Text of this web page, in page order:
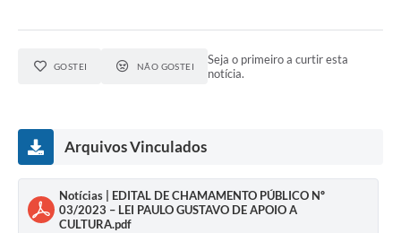
GOSTEI NÃO GOSTEI
Seja o primeiro a curtir esta
notícia.
Arquivos Vinculados
Notícias | EDITAL DE CHAMAMENTO PÚBLICO Nº
03/2023 – LEI PAULO GUSTAVO DE APOIO A
CULTURA.pdf